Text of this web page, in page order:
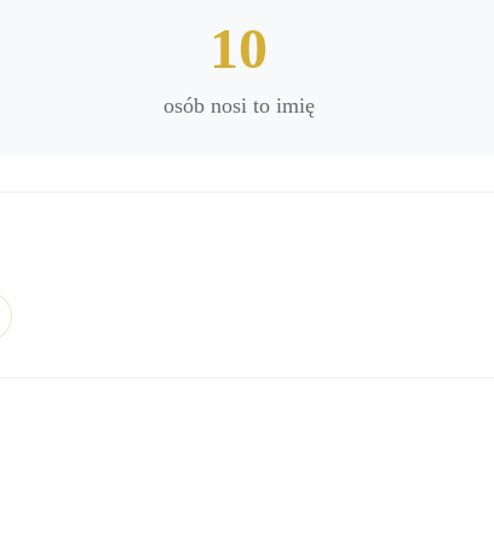
10
osób nosi to imię